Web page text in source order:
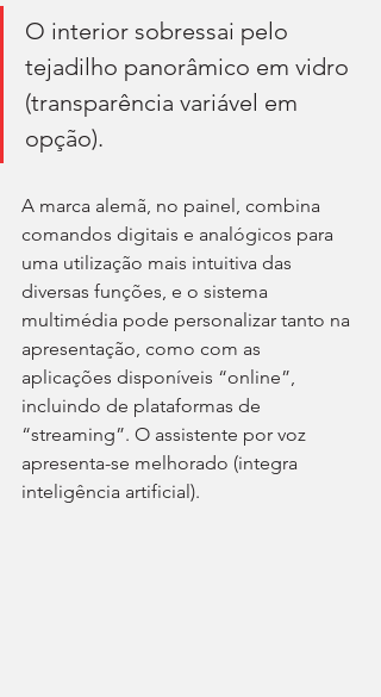
O interior sobressai pelo
tejadilho panorâmico em vidro
(transparência variável em
opção).
A marca alemã, no painel, combina
comandos digitais e analógicos para
uma utilização mais intuitiva das
diversas funções, e o sistema
multimédia pode personalizar tanto na
apresentação, como com as
aplicações disponíveis “online”,
incluindo de plataformas de
“streaming”. O assistente por voz
apresenta-se melhorado (integra
inteligência artificial).